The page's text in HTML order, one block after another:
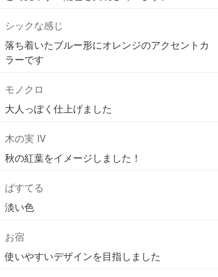
シックな感じ
落ち着いたブルー形にオレンジのアクセントカ
ラーです
モノクロ
大人っぽく仕上げました
木の実 Ⅳ
秋の紅葉をイメージしました！
ぱすてる
淡い色
お宿
使いやすいデザインを目指しました